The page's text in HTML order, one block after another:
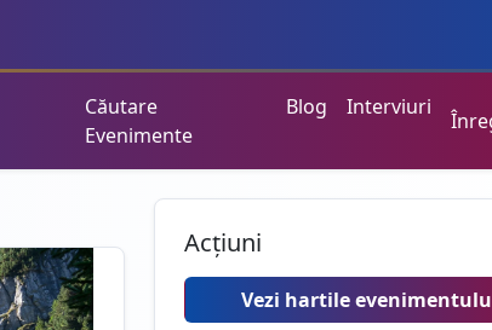
Căutare
Evenimente
Blog Interviuri
Acțiuni
Vezi hartile